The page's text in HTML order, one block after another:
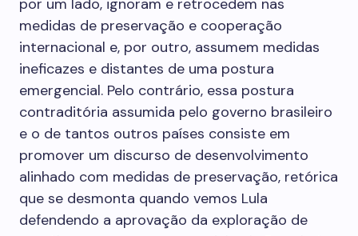
por um lado, ignoram e retrocedem nas
medidas de preservação e cooperação
internacional e, por outro, assumem medidas
ineficazes e distantes de uma postura
emergencial. Pelo contrário, essa postura
contraditória assumida pelo governo brasileiro
e o de tantos outros países consiste em
promover um discurso de desenvolvimento
alinhado com medidas de preservação, retórica
que se desmonta quando vemos Lula
defendendo a aprovação da exploração de